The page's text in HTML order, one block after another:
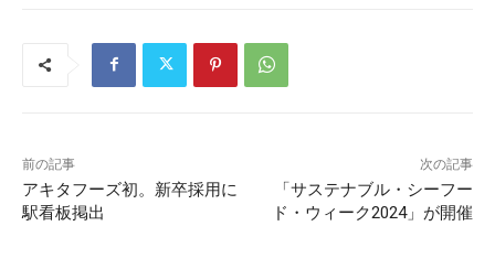
前の記事
アキタフーズ初。新卒採用に
駅看板掲出
次の記事
「サステナブル・シーフー
ド・ウィーク2024」が開催